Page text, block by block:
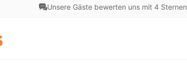
Unsere Gäste bewerten uns mit 4 Sternen